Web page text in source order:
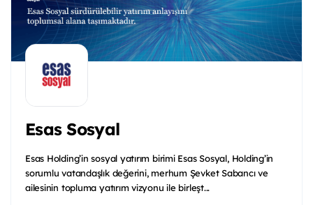
Esas Sosyal
Esas Holding’in sosyal yatırım birimi Esas Sosyal, Holding’in
sorumlu vatandaşlık değerini, merhum Şevket Sabancı ve
ailesinin topluma yatırım vizyonu ile birleşt...